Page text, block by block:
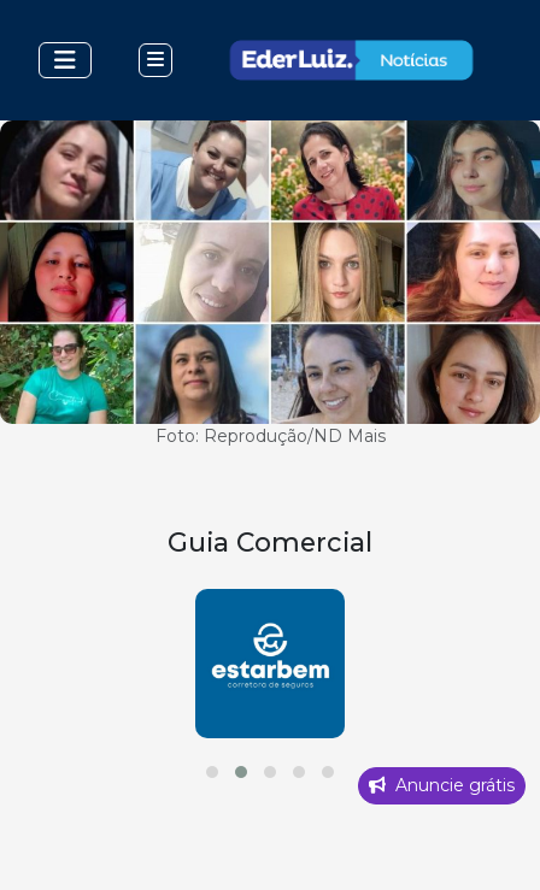
Foto: Reprodução/ND Mais
Guia Comercial
Anuncie grátis